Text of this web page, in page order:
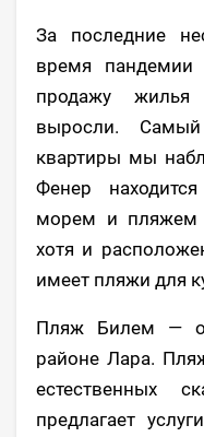
За последние
время пандемии
продажу жилья
выросли.
квартиры мы
Фенер
морем и пляжем
хотя и
имеет пляжи для
Пляж Билем —
районе Лара.
естественных
предлагает